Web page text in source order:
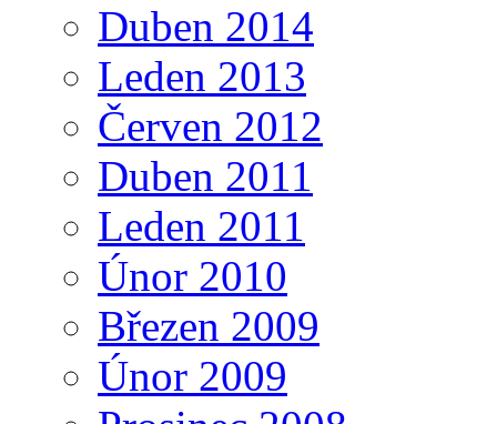
Duben 2014
Leden 2013
Červen 2012
Duben 2011
Leden 2011
Únor 2010
Březen 2009
Únor 2009